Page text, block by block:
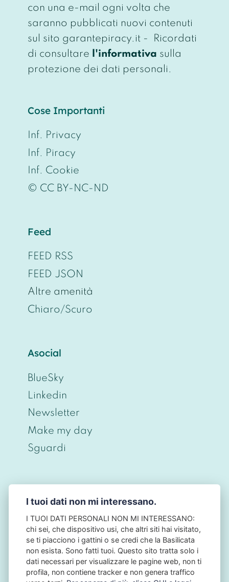
con una e-mail ogni volta che
saranno pubblicati nuovi contenuti
sul sito garantepiracy.it - Ricordati
di consultare l'informativa sulla
protezione dei dati personali.
Cose Importanti
Inf. Privacy
Inf. Piracy
Inf. Cookie
© CC BY-NC-ND
Feed
FEED RSS
FEED JSON
Altre amenità
Chiaro/Scuro
Asocial
BlueSky
Linkedin
Newsletter
Make my day
Sguardi
© CHRISTIAN BERNIERI 2026 - P.IVA
ITO698O43O968 - PRIVACY BY DESIGN • NO
TRACKING • NO COOKIES - NB: QUESTO SITO
NON HA ALCUN LEGAME CON L'AUTORITÀ
GARANTE PER LA PROTEZIONE DEI DATI
PERSONALI: IL GARANTE PRIVACY.
I tuoi dati non mi interessano.
I TUOI DATI PERSONALI NON MI INTERESSANO:
chi sei, che dispositivo usi, che altri siti hai visitato,
se ti piacciono i gattini o se credi che la Basilicata
non esista. Sono fatti tuoi. Questo sito tratta solo i
dati necessari per visualizzare le pagine web, non ti
profila, non contiene tracker e non genera traffico